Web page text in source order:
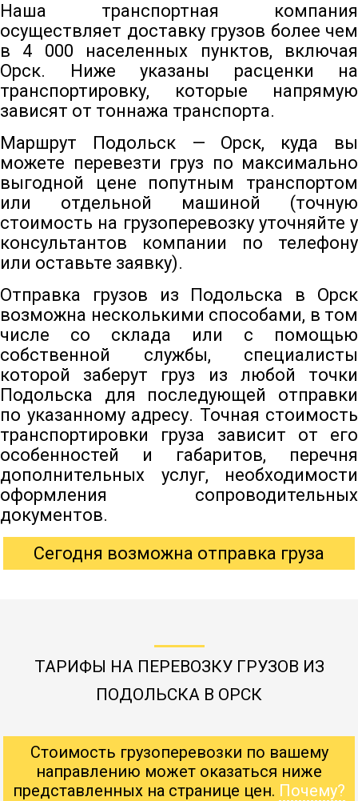
Наша транспортная компания
осуществляет доставку грузов более чем
в 4 000 населенных пунктов, включая
Орск. Ниже указаны расценки на
транспортировку, которые напрямую
зависят от тоннажа транспорта.
Маршрут Подольск — Орск, куда вы
можете перевезти груз по максимально
выгодной цене попутным транспортом
или отдельной машиной (точную
стоимость на грузоперевозку уточняйте у
консультантов компании по телефону
или оставьте заявку).
Отправка грузов из Подольска в Орск
возможна несколькими способами, в том
числе со склада или с помощью
собственной службы, специалисты
которой заберут груз из любой точки
Подольска для последующей отправки
по указанному адресу. Точная стоимость
транспортировки груза зависит от его
особенностей и габаритов, перечня
дополнительных услуг, необходимости
оформления сопроводительных
документов.
Сегодня возможна отправка груза
ТАРИФЫ НА ПЕРЕВОЗКУ ГРУЗОВ ИЗ
ПОДОЛЬСКА В ОРСК
Стоимость грузоперевозки по вашему
направлению может оказаться ниже
представленных на странице цен. Почему?